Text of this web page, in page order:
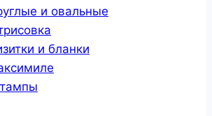
и овальные
и бланки